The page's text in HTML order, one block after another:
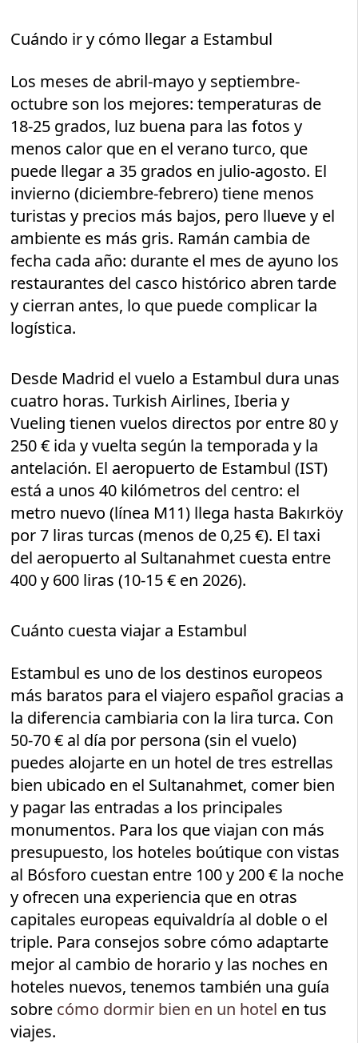
Cuándo ir y cómo llegar a Estambul
Los meses de abril-mayo y septiembre-
octubre son los mejores: temperaturas de
18-25 grados, luz buena para las fotos y
menos calor que en el verano turco, que
puede llegar a 35 grados en julio-agosto. El
invierno (diciembre-febrero) tiene menos
turistas y precios más bajos, pero llueve y el
ambiente es más gris. Ramán cambia de
fecha cada año: durante el mes de ayuno los
restaurantes del casco histórico abren tarde
y cierran antes, lo que puede complicar la
logística.
Desde Madrid el vuelo a Estambul dura unas
cuatro horas. Turkish Airlines, Iberia y
Vueling tienen vuelos directos por entre 80 y
250 € ida y vuelta según la temporada y la
antelación. El aeropuerto de Estambul (IST)
está a unos 40 kilómetros del centro: el
metro nuevo (línea M11) llega hasta Bakırköy
por 7 liras turcas (menos de 0,25 €). El taxi
del aeropuerto al Sultanahmet cuesta entre
400 y 600 liras (10-15 € en 2026).
Cuánto cuesta viajar a Estambul
Estambul es uno de los destinos europeos
más baratos para el viajero español gracias a
la diferencia cambiaria con la lira turca. Con
50-70 € al día por persona (sin el vuelo)
puedes alojarte en un hotel de tres estrellas
bien ubicado en el Sultanahmet, comer bien
y pagar las entradas a los principales
monumentos. Para los que viajan con más
presupuesto, los hoteles boútique con vistas
al Bósforo cuestan entre 100 y 200 € la noche
y ofrecen una experiencia que en otras
capitales europeas equivaldría al doble o el
triple. Para consejos sobre cómo adaptarte
mejor al cambio de horario y las noches en
hoteles nuevos, tenemos también una guía
sobre cómo dormir bien en un hotel en tus
viajes.